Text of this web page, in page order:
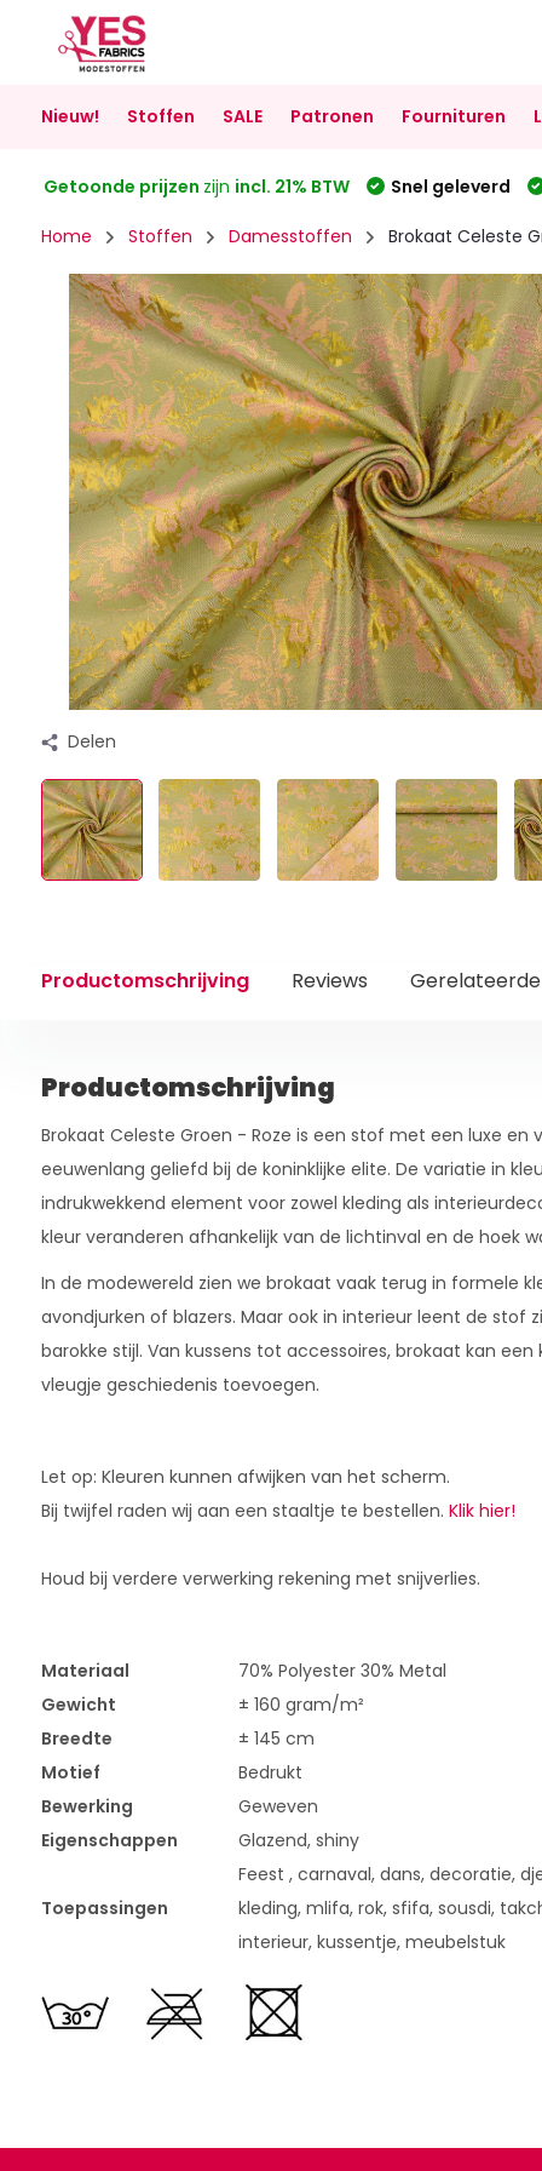
Nieuw! Stoffen SALE Patronen Fournituren
Getoonde prijzen zijn incl. 21% BTW Snel geleverd
Home Stoffen Damesstoffen Brokaat Celeste
Delen
Productomschrijving Reviews
Productomschrijving
Brokaat Celeste Groen - Roze is een stof met een luxe en
eeuwenlang geliefd bij de koninklijke elite. De variatie in
indrukwekkend element voor zowel kleding als
kleur veranderen afhankelijk van de lichtinval en de hoek
In de modewereld zien we brokaat vaak terug in formele
avondjurken of blazers. Maar ook in interieur leent de stof
barokke stijl. Van kussens tot accessoires, brokaat kan
vleugje geschiedenis toevoegen.
Let op: Kleuren kunnen afwijken van het scherm.
Bij twijfel raden wij aan een staaltje te bestellen. Klik hier!
Houd bij verdere verwerking rekening met snijverlies.
Materiaal
70% Polyester 30% Metal
Gewicht
± 160 gram/m²
Breedte
± 145 cm
Motief
Bedrukt
Bewerking
Geweven
Eigenschappen
Glazend, shiny
Toepassingen
Feest , carnaval, dans, decoratie,
kleding, mlifa, rok, sfifa, sousdi,
interieur, kussentje, meubelstuk